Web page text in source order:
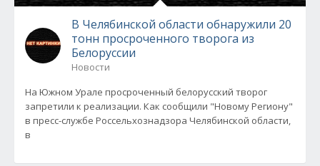
В Челябинской области обнаружили 20
тонн просроченного творога из
Белоруссии
Новости
На Южном Урале просроченный белорусский творог
запретили к реализации. Как сообщили "Новому Региону"
в пресс-службе Россельхознадзора Челябинской области,
в